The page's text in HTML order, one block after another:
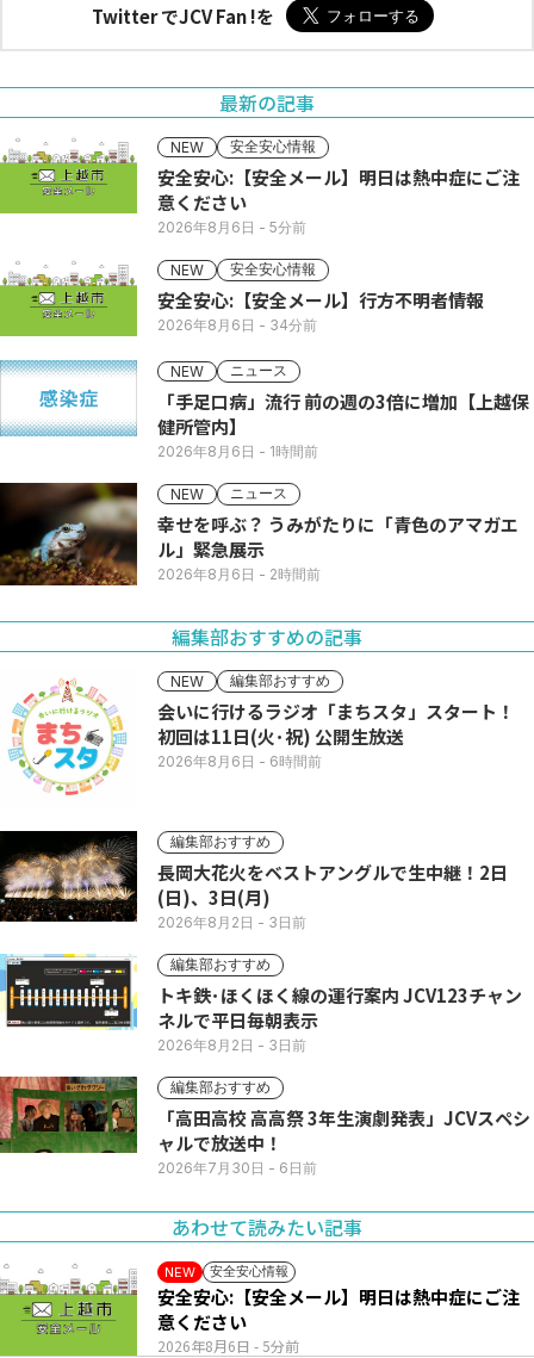
Twitter でJCV Fan !を
最新の記事
NEW 安全安心情報
安全安心:【安全メール】明日は熱中症にご注
意ください
2026年8月6日 - 5分前
NEW 安全安心情報
安全安心:【安全メール】行方不明者情報
2026年8月6日 - 34分前
NEW ニュース
「手足口病」流行 前の週の3倍に増加【上越保
健所管内】
2026年8月6日 - 1時間前
NEW ニュース
幸せを呼ぶ？ うみがたりに「青色のアマガエ
ル」緊急展示
2026年8月6日 - 2時間前
編集部おすすめの記事
NEW 編集部おすすめ
会いに行けるラジオ「まちスタ」スタート！
初回は11日(火･祝) 公開生放送
2026年8月6日 - 6時間前
編集部おすすめ
長岡大花火をベストアングルで生中継！2日
(日)、3日(月)
2026年8月2日 - 3日前
編集部おすすめ
トキ鉄･ほくほく線の運行案内 JCV123チャン
ネルで平日毎朝表示
2026年8月2日 - 3日前
編集部おすすめ
「高田高校 高高祭 3年生演劇発表」JCVスペシ
ャルで放送中！
2026年7月30日 - 6日前
あわせて読みたい記事
NEW 安全安心情報
2026年8月6日 - 5分前
安全安心:【安全メール】明日は熱中症にご注
意ください